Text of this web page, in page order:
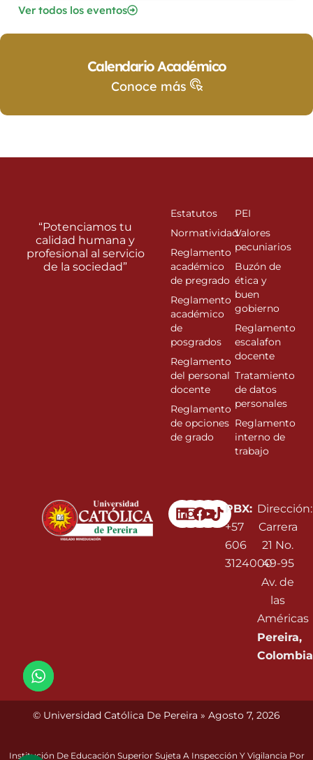
Ver todos los eventos
Calendario Académico
Conoce más
Linkedin
Instagram
Facebook
Youtube
PBX:
+57
606
3124000
Dirección:
Carrera
21 No.
49-95
Av. de
las
Américas
Pereira,
Colombia
“Potenciamos tu
calidad humana y
profesional al servicio
de la sociedad”
Estatutos
Normatividad
Reglamento
académico
de pregrado
Reglamento
académico
de
posgrados
Reglamento
del personal
docente
Reglamento
de opciones
de grado
PEI
Valores
pecuniarios
Buzón de
ética y
buen
gobierno
Reglamento
escalafon
docente
Tratamiento
de datos
personales
Reglamento
interno de
trabajo
© Universidad Católica De Pereira » Agosto 7, 2026
Institución De Educación Superior Sujeta A Inspección Y Vigilancia Por